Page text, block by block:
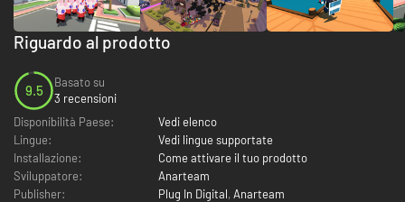
Riguardo al prodotto
9.5
Basato su
3 recensioni
Disponibilità Paese:
Vedi elenco
Lingue:
Vedi lingue supportate
Installazione:
Come attivare il tuo prodotto
Sviluppatore:
Anarteam
Publisher:
Plug In Digital, Anarteam